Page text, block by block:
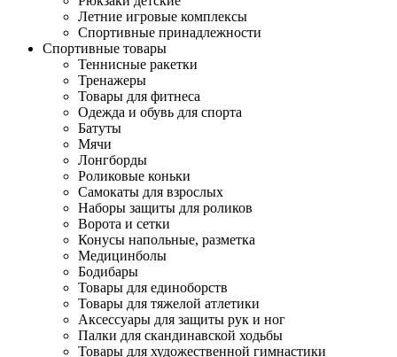
Летние игровые комплексы
Спортивные принадлежности
Спортивные товары
Теннисные ракетки
Тренажеры
Товары для фитнеса
Одежда и обувь для спорта
Батуты
Мячи
Лонгборды
Роликовые коньки
Самокаты для взрослых
Наборы защиты для роликов
Ворота и сетки
Конусы напольные, разметка
Медицинболы
Бодибары
Товары для единоборств
Товары для тяжелой атлетики
Аксессуары для защиты рук и ног
Палки для скандинавской ходьбы
Товары для художественной гимнастики